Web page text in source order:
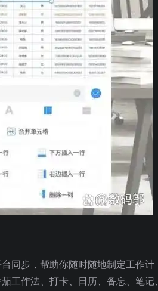
同步，帮助你随时随地制定工作计
工作法、打卡、日历、备忘、笔记